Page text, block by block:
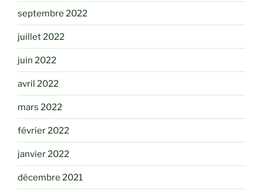
septembre 2022
juillet 2022
juin 2022
avril 2022
mars 2022
février 2022
janvier 2022
décembre 2021